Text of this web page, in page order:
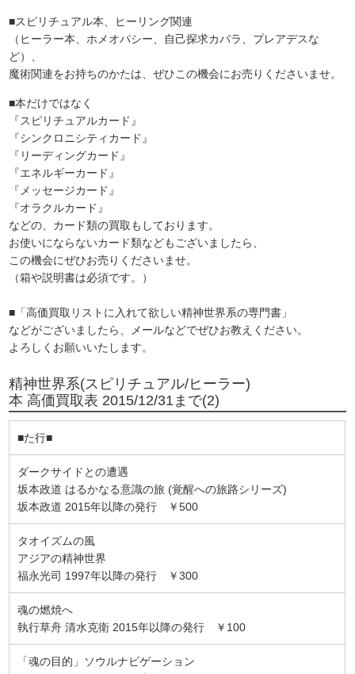
■スピリチュアル本、ヒーリング関連
（ヒーラー本、ホメオパシー、自己探求カバラ、プレアデスな
ど）、
魔術関連をお持ちのかたは、ぜひこの機会にお売りくださいませ。
■本だけではなく
『スピリチュアルカード』
『シンクロニシティカード』
『リーディングカード』
『エネルギーカード』
『メッセージカード』
『オラクルカード』
などの、カード類の買取もしております。
お使いにならないカード類などもございましたら、
この機会にぜひお売りくださいませ。
（箱や説明書は必須です。）
■「高価買取リストに入れて欲しい精神世界系の専門書」
などがございましたら、メールなどでぜひお教えください。
よろしくお願いいたします。
精神世界系(スピリチュアル/ヒーラー)
本 高価買取表 2015/12/31まで(2)
■た行■
ダークサイドとの遭遇
坂本政道 はるかなる意識の旅 (覚醒への旅路シリーズ)
坂本政道 2015年以降の発行 ￥500
タオイズムの風
アジアの精神世界
福永光司 1997年以降の発行 ￥300
魂の燃焼へ
執行草舟 清水克衛 2015年以降の発行 ￥100
「魂の目的」ソウルナビゲーション